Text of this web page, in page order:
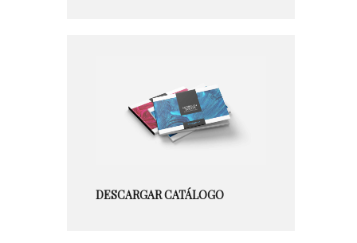
DESCARGAR CATÁLOGO